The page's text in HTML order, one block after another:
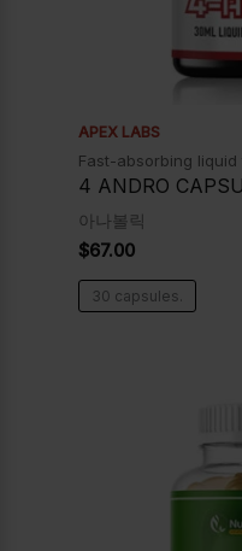
APEX LABS
Fast-absorbing
4 ANDRO
아나볼릭
$67.00
30 capsules.